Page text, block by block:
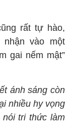
rất tự hào,
vào một
gai nếm mật”
ánh sáng còn
nhiều hy vọng
tri thức làm